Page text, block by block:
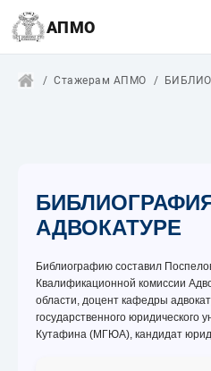
АПМО
Стажерам АПМО
АДВОКАТУРЕ
Библиографию составил
Квалификационной комиссии
области, доцент кафедры
государственного юридического
Кутафина (МГЮА), кандидат